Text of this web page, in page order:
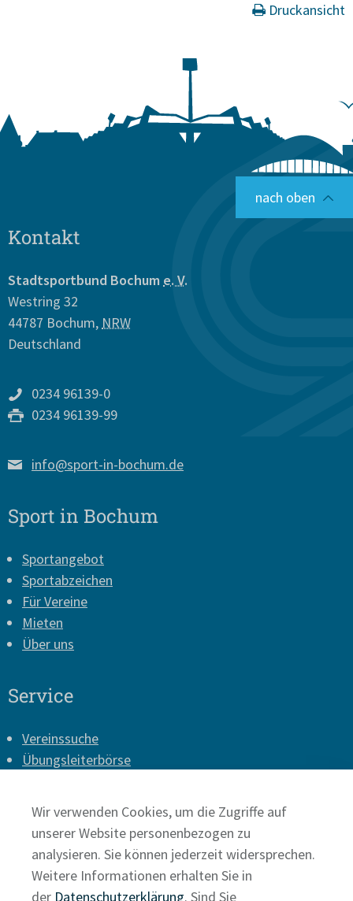
Druckansicht
nach oben
Kontakt
Stadtsportbund Bochum e. V.
Westring 32
44787 Bochum, NRW
Deutschland
0234 96139-0
0234 96139-99
info@sport-in-bochum.de
Sport in Bochum
Sportangebot
Sportabzeichen
Für Vereine
Mieten
Über uns
Service
Vereinssuche
Übungsleiterbörse
Presse
Datenschutz
Wir verwenden Cookies, um die Zugriffe auf
unserer Website personenbezogen zu
analysieren. Sie können jederzeit widersprechen.
Weitere Informationen erhalten Sie in
der Datenschutzerklärung. Sind Sie